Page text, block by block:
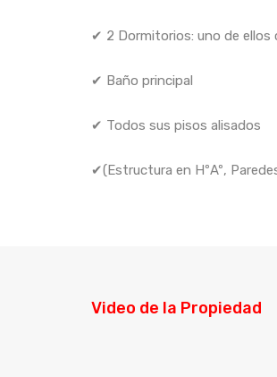
✔ 2 Dormitorios: uno de ellos
✔ Baño principal
✔ Todos sus pisos alisados
✔(Estructura en HºAº,
Video de la Propiedad